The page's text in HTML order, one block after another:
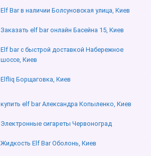
Elf Bar в наличии Болсуновская улица, Киев
Заказать elf bar онлайн Басейна 15, Киев
Elf bar с быстрой доставкой Набережное
шоссе, Киев
Elfliq Борщаговка, Киев
купить elf bar Александра Копыленко, Киев
Электронные сигареты Червоноград
Жидкость Elf Bar Оболонь, Киев